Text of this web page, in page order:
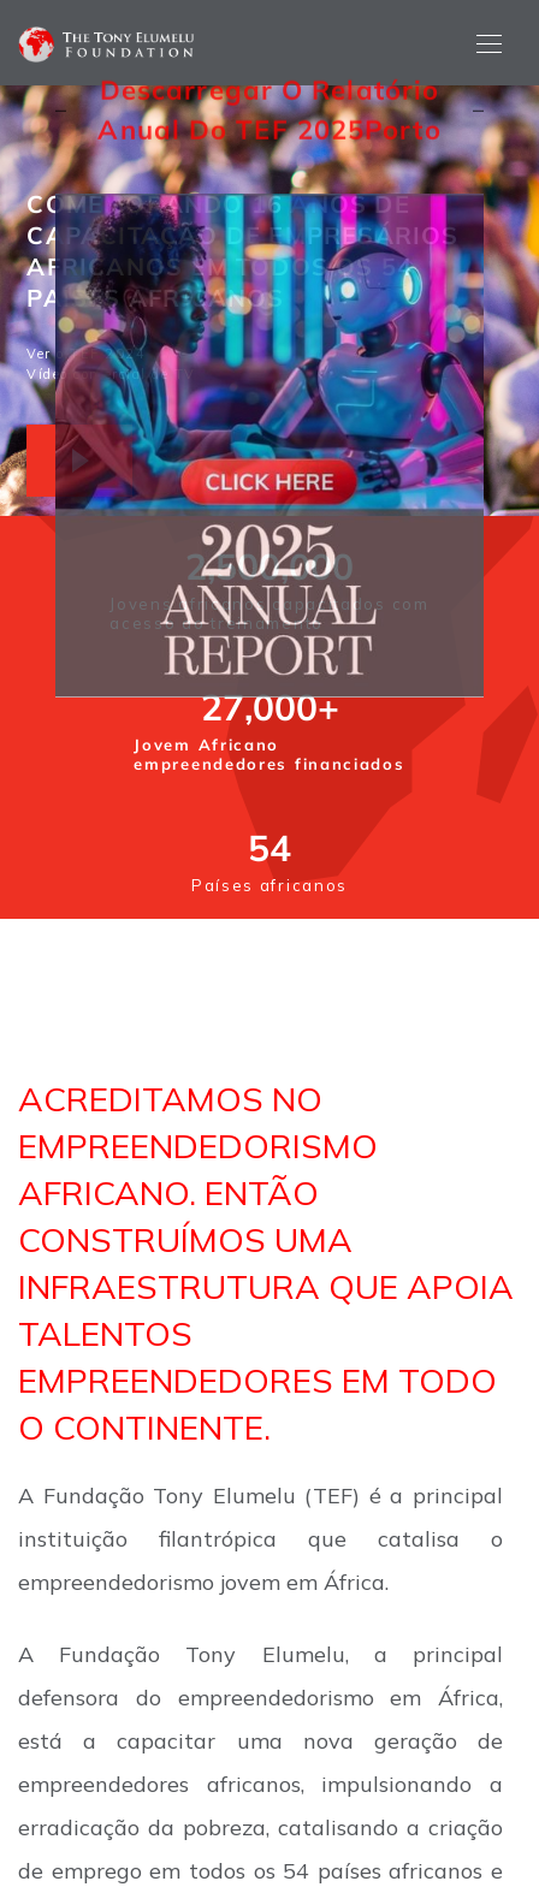
COMEMORANDO 16 ANOS DE
CAPACITAÇÃO DE EMPRESÁRIOS
AFRICANOS EM TODOS OS 54
PAÍSES AFRICANOS
Ver o TEF 2024
Vídeo comercial de TV
Jovens africanos capacitados com
acesso ao treinamento
2,500,000
Jovem Africano
empreendedores financiados
27,000+
Países africanos
54
ACREDITAMOS NO
EMPREENDEDORISMO
AFRICANO. ENTÃO
CONSTRUÍMOS UMA
INFRAESTRUTURA QUE APOIA
TALENTOS
EMPREENDEDORES EM TODO
O CONTINENTE.
A Fundação Tony Elumelu (TEF) é a principal
instituição filantrópica que catalisa o
empreendedorismo jovem em África.
A Fundação Tony Elumelu, a principal
defensora do empreendedorismo em África,
está a capacitar uma nova geração de
empreendedores africanos, impulsionando a
erradicação da pobreza, catalisando a criação
de emprego em todos os 54 países africanos e
Descarregar O Relatório
Anual Do TEF 2025Porto